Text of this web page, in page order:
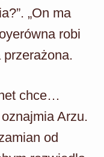
„On ma
robi
przerażona.
chce…
Arzu.
od